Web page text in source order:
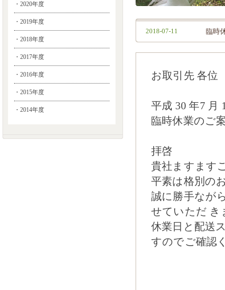
・2020年度
・2019年度
・2018年度
・2017年度
・2016年度
・2015年度
・2014年度
2018-07-11 臨時
お取引先 各位
平成 30 年7 月
臨時休業のご
拝啓
貴社ますます
平素は格別の
誠に勝手なが
せていただ き
休業日と配送
すのでご確認